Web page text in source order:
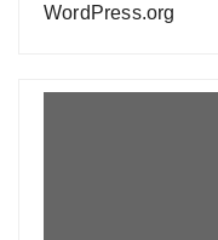
WordPress.org